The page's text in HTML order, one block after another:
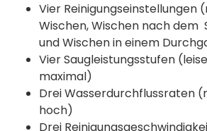
Vier Reinigungseinstellungen
Wischen, Wischen nach dem
und Wischen in einem
Vier Saugleistungsstufen
maximal)
Drei Wasserdurchflussraten
hoch)
Drei